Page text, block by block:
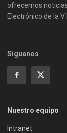
ofrecemos
Electrónico de la V
Siguenos
Nuestro equipo
Intranet